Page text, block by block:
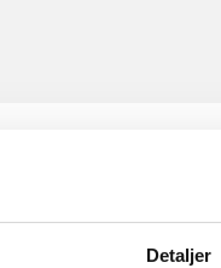
Detaljer